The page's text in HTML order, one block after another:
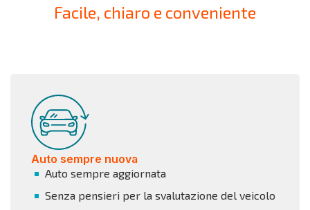
Facile, chiaro e conveniente
Auto sempre nuova
Auto sempre aggiornata
Senza pensieri per la svalutazione del veicolo